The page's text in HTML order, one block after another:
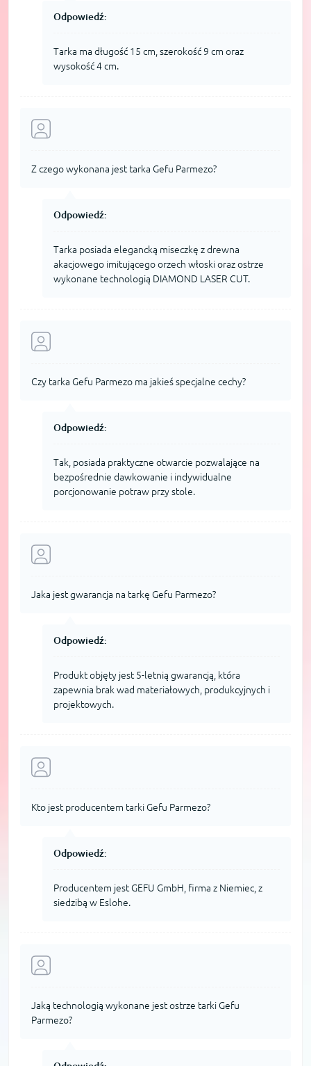
Odpowiedź:
Tarka ma długość 15 cm, szerokość 9 cm oraz
wysokość 4 cm.
Z czego wykonana jest tarka Gefu Parmezo?
Odpowiedź:
Tarka posiada elegancką miseczkę z drewna
akacjowego imitującego orzech włoski oraz ostrze
wykonane technologią DIAMOND LASER CUT.
Czy tarka Gefu Parmezo ma jakieś specjalne cechy?
Odpowiedź:
Tak, posiada praktyczne otwarcie pozwalające na
bezpośrednie dawkowanie i indywidualne
porcjonowanie potraw przy stole.
Jaka jest gwarancja na tarkę Gefu Parmezo?
Odpowiedź:
Produkt objęty jest 5-letnią gwarancją, która
zapewnia brak wad materiałowych, produkcyjnych i
projektowych.
Kto jest producentem tarki Gefu Parmezo?
Odpowiedź:
Producentem jest GEFU GmbH, firma z Niemiec, z
siedzibą w Eslohe.
Jaką technologią wykonane jest ostrze tarki Gefu
Parmezo?